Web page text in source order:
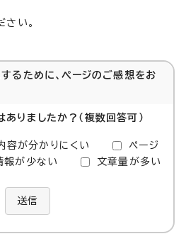
い。
るために、ページのご感想をお
りましたか？（複数回答可）
容が分かりにくい
ページ
報が少ない 文章量が多い
送信